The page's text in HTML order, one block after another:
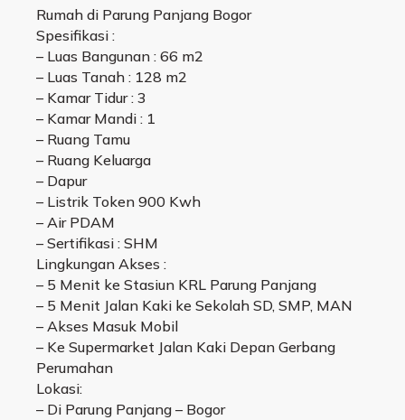
Rumah di Parung Panjang Bogor
Spesifikasi :
– Luas Bangunan : 66 m2
– Luas Tanah : 128 m2
– Kamar Tidur : 3
– Kamar Mandi : 1
– Ruang Tamu
– Ruang Keluarga
– Dapur
– Listrik Token 900 Kwh
– Air PDAM
– Sertifikasi : SHM
Lingkungan Akses :
– 5 Menit ke Stasiun KRL Parung Panjang
– 5 Menit Jalan Kaki ke Sekolah SD, SMP, MAN
– Akses Masuk Mobil
– Ke Supermarket Jalan Kaki Depan Gerbang
Perumahan
Lokasi:
– Di Parung Panjang – Bogor